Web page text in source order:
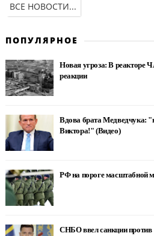
ВСЕ НОВОСТИ...
ПОПУЛЯРНОЕ
Новая угроза: В реакторе
реакции
Вдова брата Медведчука:
Виктора!" (Видео)
РФ на пороге масштабной
СНБО ввел санкции против